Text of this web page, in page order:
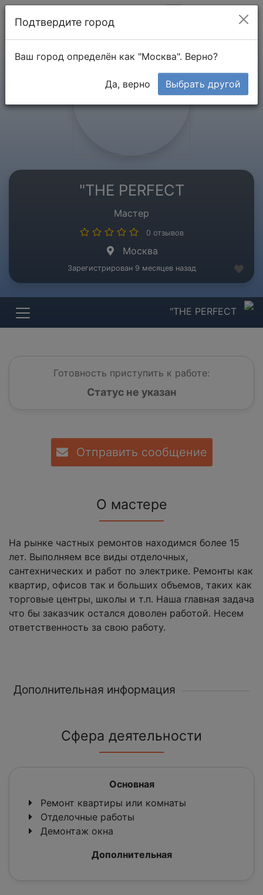
"THE PERFECT
Мастер
0 отзывов
Москва
Зарегистрирован 9 месяцев назад
"THE PERFECT
Готовность приступить к работе:
Статус не указан
Отправить сообщение
О мастере
На рынке частных ремонтов находимся более 15
лет. Выполняем все виды отделочных,
сантехнических и работ по электрике. Ремонты как
квартир, офисов так и больших объемов, таких как
торговые центры, школы и т.п. Наша главная задача
что бы заказчик остался доволен работой. Несем
ответственность за свою работу.
Дополнительная информация
Сфера деятельности
Основная
Ремонт квартиры или комнаты
Отделочные работы
Демонтаж окна
Дополнительная
Подтвердите город
Ваш город определён как "Москва". Верно?
Да, верно Выбрать другой